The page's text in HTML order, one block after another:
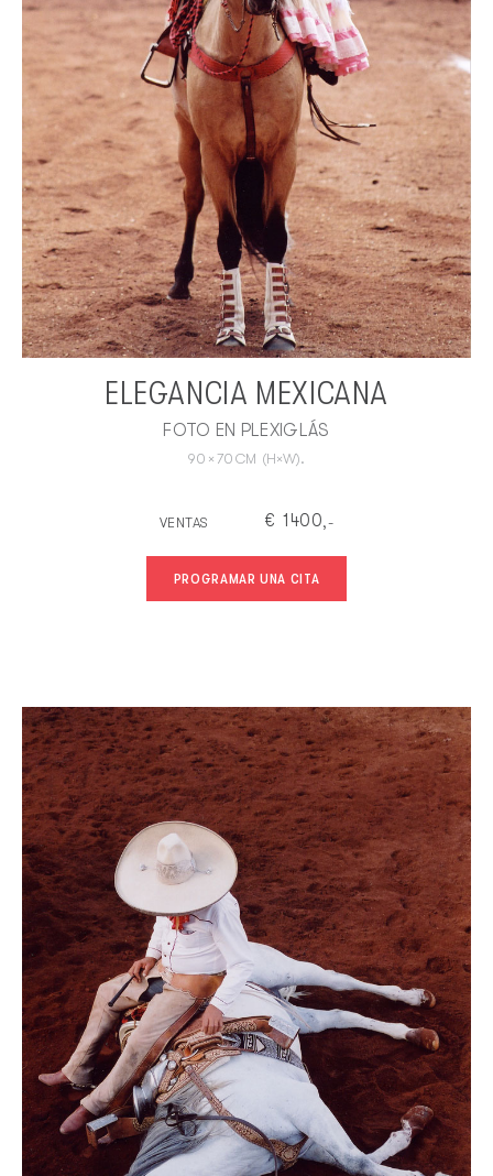
ELEGANCIA MEXICANA
FOTO EN PLEXIGLÁS
90 × 70 CM (H×W).
VENTAS € 1400,-
PROGRAMAR UNA CITA